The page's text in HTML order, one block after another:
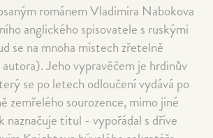
románem Vladimira Nabokova
anglického spisovatele s ruskými
se na mnoha místech zřetelně
Jeho vypravěčem je hrdinův
se po letech odloučení vydává po
zemřelého sourozence, mimo jiné
naznačuje titul - vypořádal s dříve